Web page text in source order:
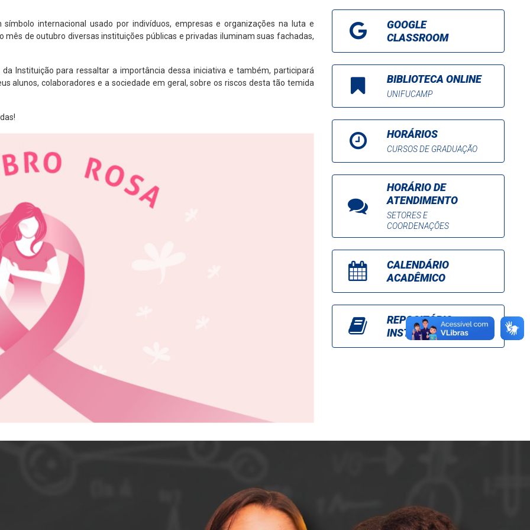
internacional usado por indivíduos, empresas e organizações na luta e
de outubro diversas instituições públicas e privadas iluminam suas fachadas,
Instituição para ressaltar a importância dessa iniciativa e também, participará
alunos, colaboradores e a sociedade em geral, sobre os riscos desta tão temida
GOOGLE
CLASSROOM
BIBLIOTECA ONLINE
UNIFUCAMP
HORÁRIOS
CURSOS DE GRADUAÇÃO
HORÁRIO DE
ATENDIMENTO
SETORES E
COORDENAÇÕES
CALENDÁRIO
ACADÊMICO
REPOSITÓRIO
INSTITUCIONAL